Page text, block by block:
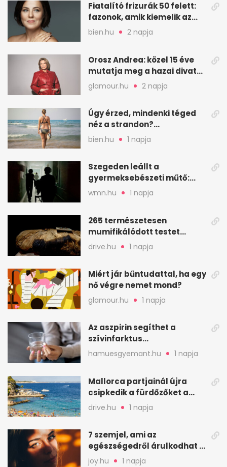
Fiatalító frizurák 50 felett:
fazonok, amik kiemelik az
arcodat
bien.hu 2 napja
Orosz Andrea: közel 15 éve
mutatja meg a hazai divat
arcait
glamour.hu 2 napja
Úgy érzed, mindenki téged
néz a strandon?
Pszichológusok szerint más
áll a háttérben
bien.hu 1 napja
Szegeden leállt a
gyermeksebészeti műtő:
elfogytak a tartalékok
wmn.hu 1 napja
265 természetesen
mumifikálódott testet
találtak egy váci templom
drive.hu 1 napja
Miért jár bűntudattal, ha egy
nő végre nemet mond?
glamour.hu 1 napja
Az aszpirin segíthet a
szívinfarktus
megelőzésében, de nem
mindenkinek
hamuesgyemant.hu 1 napja
Mallorca partjainál újra
csipkedik a fürdőzőket a
halak a sekély vízben
drive.hu 1 napja
7 szemjel, ami az
egészségedről árulkodhat –
erre figyelj oda
joy.hu 1 napja